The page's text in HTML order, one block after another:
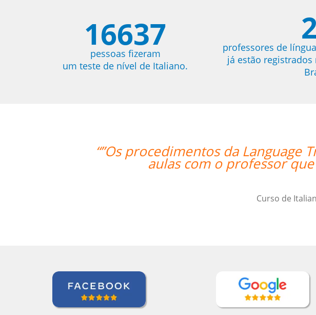
16637
pessoas fizeram
um teste de nível de Italiano.
professores de
já estão registrados
Trainers foram bastante fáceis. Ser
que tem relativa autonomia foi uma
Curso de Italiano em Long Island, Extended Care Health Services